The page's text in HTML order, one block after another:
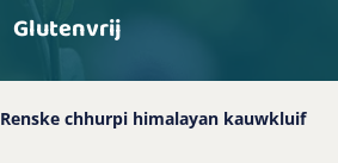
Glutenvrij
Renske chhurpi himalayan kauwkluif